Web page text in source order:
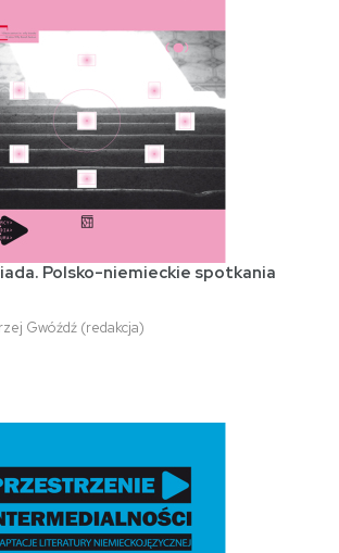
Polsko-niemieckie spotkania
Gwóźdź (redakcja)